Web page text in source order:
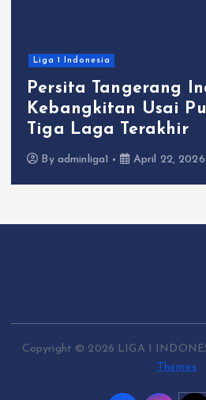
Liga 1 Indonesia
Persita Tangerang
Kebangkitan Usai
Tiga Laga Terakhir
By adminliga1 April 22, 2026
Copyright © 2026 LIGA 1
Themes